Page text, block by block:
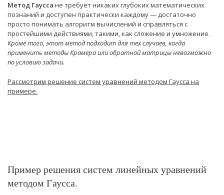
Метод Гаусса не требует никаких глубоких математических
познаний и доступен практически каждому — достаточно
просто понимать алгоритм вычислений и справляться с
простейшими действиями, такими, как сложение и умножение.
Кроме того, этот метод подходит для тех случаев, когда
применить методы Крамера или обратной матрицы невозможно
по условию задачи.
Рассмотрим решение систем уравнений методом Гаусса на
примере.
Пример решения систем линейных уравнений
методом Гаусса.